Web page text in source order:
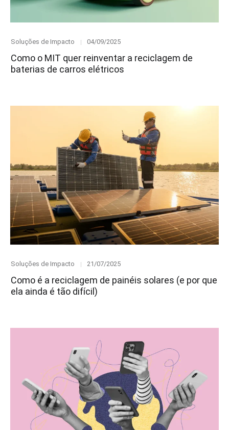
Category
Soluções de Impacto
Posted
04/09/2025
Como o MIT quer reinventar a reciclagem de
baterias de carros elétricos
Category
Soluções de Impacto
Posted
21/07/2025
Como é a reciclagem de painéis solares (e por que
ela ainda é tão difícil)